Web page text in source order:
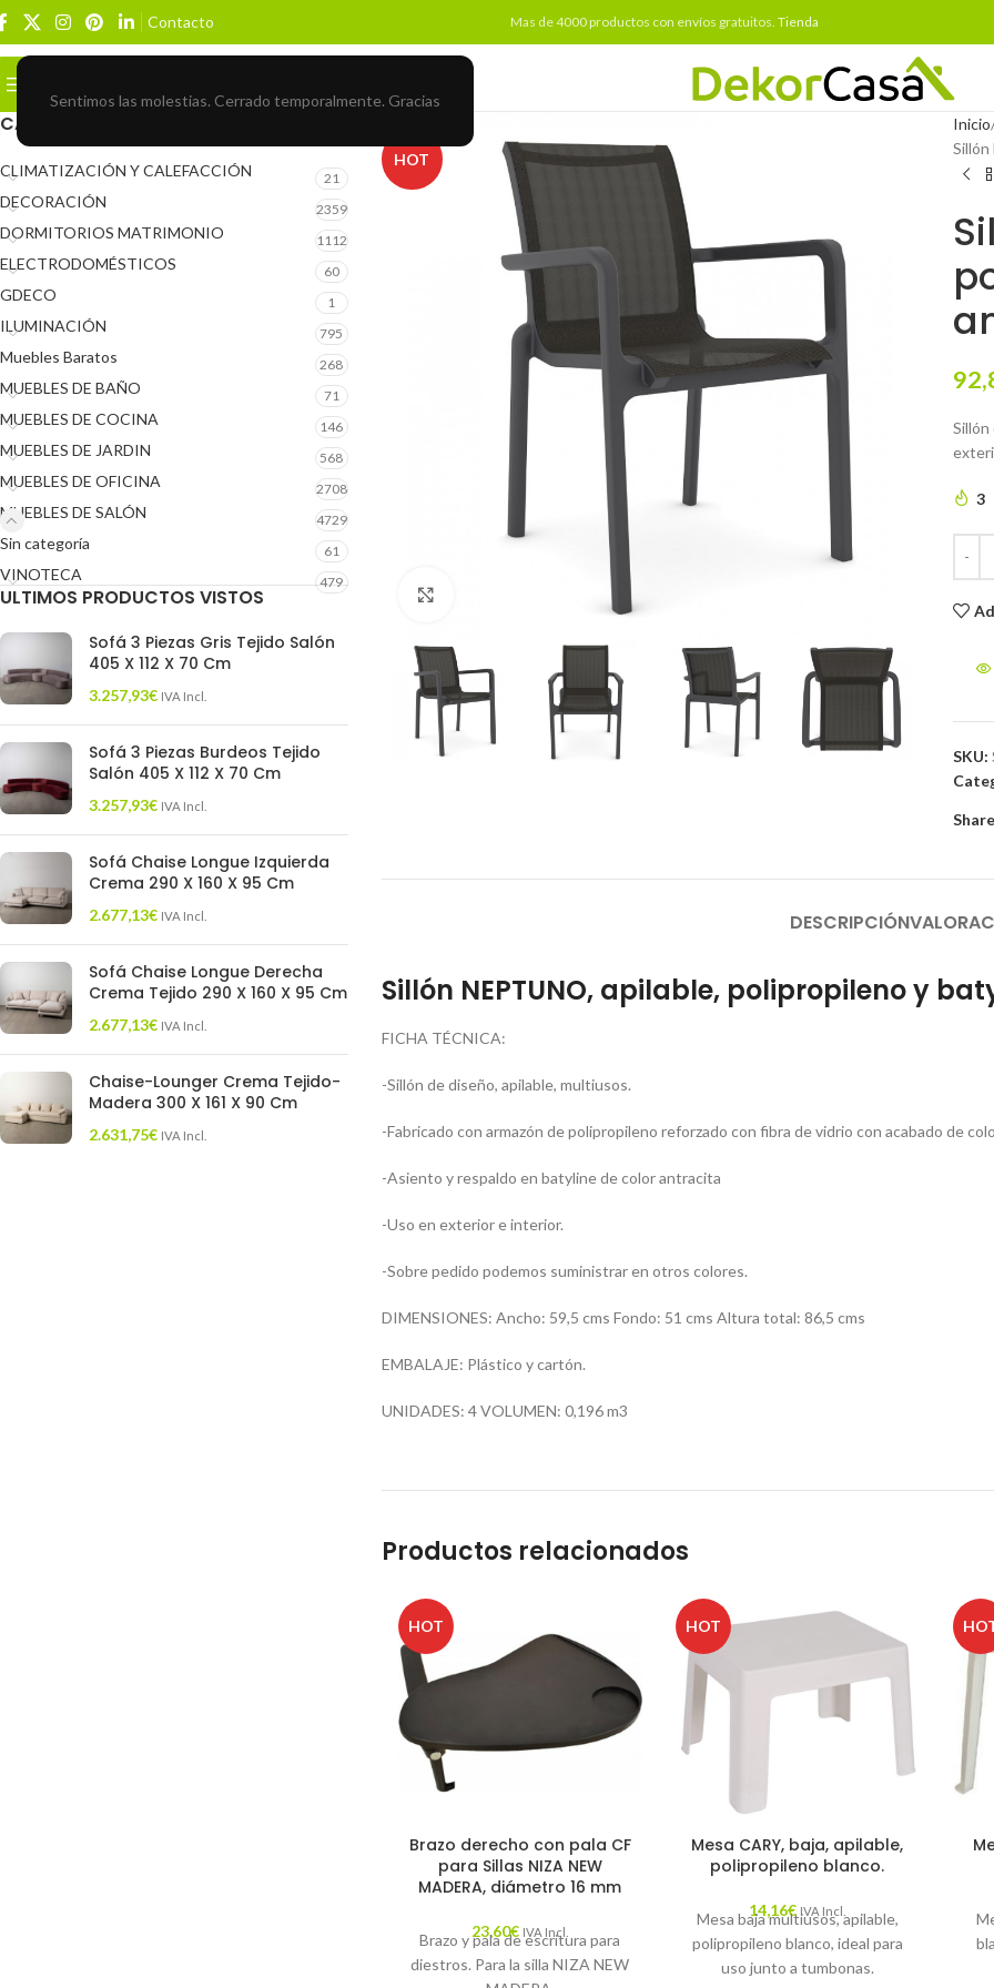
Sentimos las molestias. Cerrado temporalmente. Gracias
Contacto Mas de 4000 productos con envíos gratuitos. Tienda
CATEGORÍAS DEL PRODUCTO
CLIMATIZACIÓN Y CALEFACCIÓN 21
DECORACIÓN 2359
DORMITORIOS MATRIMONIO 1112
ELECTRODOMÉSTICOS 60
GDECO 1
ILUMINACIÓN 795
Muebles Baratos 268
MUEBLES DE BAÑO 71
MUEBLES DE COCINA 146
MUEBLES DE JARDIN 568
MUEBLES DE OFICINA 2708
MUEBLES DE SALÓN 4729
Sin categoría 61
VINOTECA 479
ULTIMOS PRODUCTOS VISTOS
Sofá 3 Piezas Gris Tejido Salón
405 X 112 X 70 Cm
3.257,93€ IVA Incl.
Sofá 3 Piezas Burdeos Tejido
Salón 405 X 112 X 70 Cm
3.257,93€ IVA Incl.
Sofá Chaise Longue Izquierda
Crema 290 X 160 X 95 Cm
2.677,13€ IVA Incl.
Sofá Chaise Longue Derecha
Crema Tejido 290 X 160 X 95 Cm
2.677,13€ IVA Incl.
Chaise-Lounger Crema Tejido-
Madera 300 X 161 X 90 Cm
2.631,75€ IVA Incl.
HOT
Inicio
3
SKU:
DESCRIPCIÓN
Sillón NEPTUNO, apilable, polipropileno y
FICHA TÉCNICA:
-Sillón de diseño, apilable, multiusos.
-Fabricado con armazón de polipropileno reforzado con fibra de vidrio con acabado de
-Asiento y respaldo en batyline de color antracita
-Uso en exterior e interior.
-Sobre pedido podemos suministrar en otros colores.
DIMENSIONES: Ancho: 59,5 cms Fondo: 51 cms Altura total: 86,5 cms
EMBALAJE: Plástico y cartón.
UNIDADES: 4 VOLUMEN: 0,196 m3
Productos relacionados
HOT
Brazo derecho con pala CF
para Sillas NIZA NEW
MADERA, diámetro 16 mm
23,60€ IVA Incl.
Brazo y pala de escritura para
diestros. Para la silla NIZA NEW
HOT
Mesa CARY, baja, apilable,
polipropileno blanco.
14,16€ IVA Incl.
Mesa baja multiusos, apilable,
polipropileno blanco, ideal para
uso junto a tumbonas.